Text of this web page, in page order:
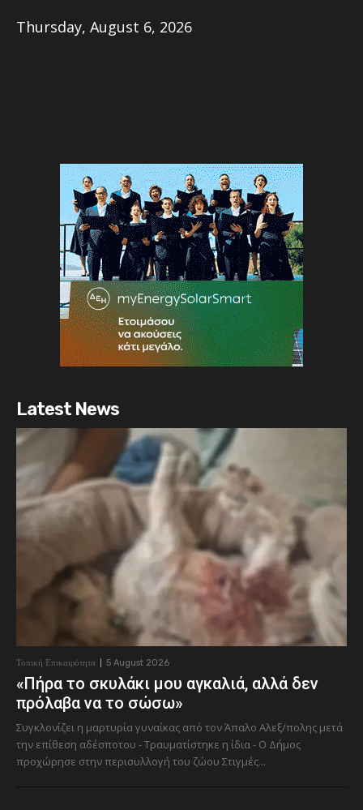
Thursday, August 6, 2026
Latest News
Τοπική Επικαιρότητα 5 August 2026
«Πήρα το σκυλάκι μου αγκαλιά, αλλά δεν
πρόλαβα να το σώσω»
Συγκλονίζει η μαρτυρία γυναίκας από τον Άπαλο Αλεξ/πολης μετά
την επίθεση αδέσποτου - Τραυματίστηκε η ίδια - Ο Δήμος
προχώρησε στην περισυλλογή του ζώου Στιγμές...